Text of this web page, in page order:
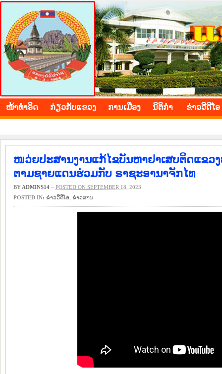
BOLIKHAMXAY PROVINCE
ໜ້າ​ທຳ​ອິດ ​ກ່ຽວ​ກັບ​ແຂວງ ​ການ​ເມືອງ ນິ​ຕິ​ກຳ ຂ່າວ​ວີ​ດີ​ໂອ
ໜວ່ຍປະສານງານແກ້ໄຂບັນຫາຢາເສບຕິດແຂວ
ຕາມຊາຍແດນຮ່ວມກັບ ຣາຊະອານາຈັກໄທ
BY ADMINS14 – POSTED ON SEPTEMBER 18, 2023
POSTED IN: ຂ່າວ​ວີ​ດີ​ໂອ ​ຂ່າວ​ສານ